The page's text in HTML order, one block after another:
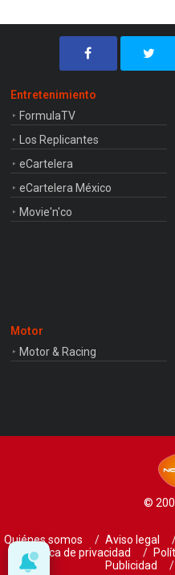
Entretenimiento
FormulaTV
Los Replicantes
eCartelera
eCartelera México
Movie'n'co
Motor
Motor & Racing
©
Quiénes somos Aviso legal
Política de privacidad
Publicidad